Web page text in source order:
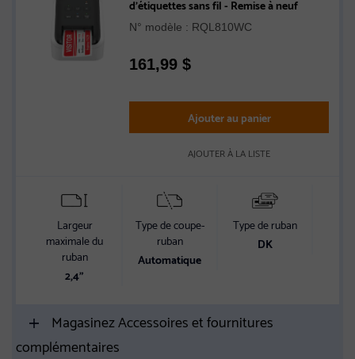
d’étiquettes sans fil - Remise à neuf
N° modèle : RQL810WC
161,99 $
Ajouter au panier
AJOUTER À LA LISTE
Largeur
maximale du
ruban
2,4"
Type de coupe-
ruban
Automatique
Type de ruban
DK
Magasinez Accessoires et fournitures
complémentaires